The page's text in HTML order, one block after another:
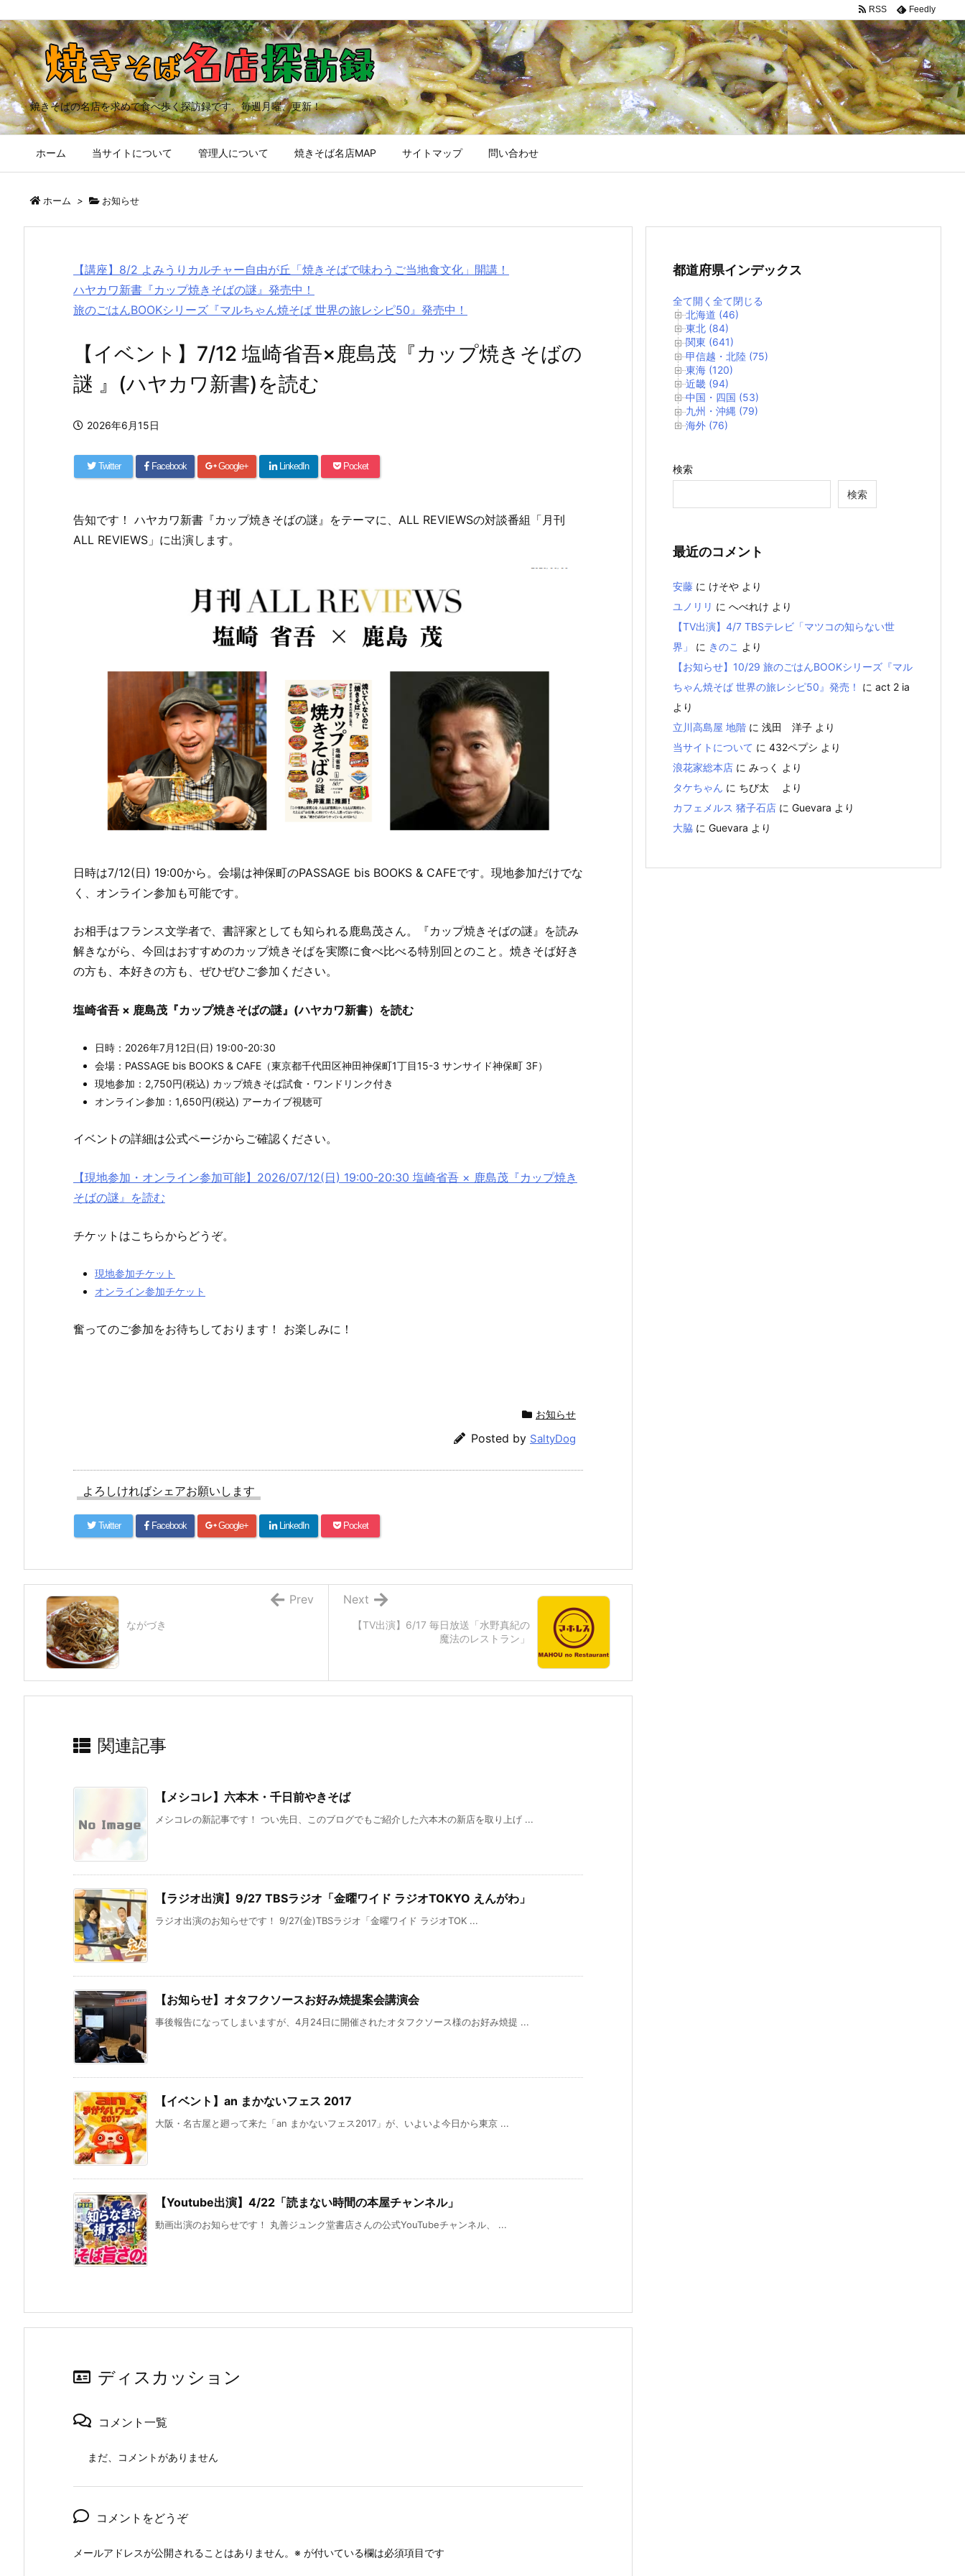
焼きそばの名店を求めて食べ歩く探訪録です。毎週月曜、更新！
ホーム 当サイトについて 管理人について 焼きそば名店MAP サイトマップ 問い合わせ
RSS Feedly
ホーム > お知らせ
【講座】8/2 よみうりカルチャー自由が丘「焼きそばで味わうご当地食文化」開講！
ハヤカワ新書『カップ焼きそばの謎』発売中！
旅のごはんBOOKシリーズ『マルちゃん焼そば 世界の旅レシピ50』発売中！
【イベント】7/12 塩崎省吾×鹿島茂『カップ焼きそばの
謎 』(ハヤカワ新書)を読む
2026年6月15日
Twitter Facebook Google+ LinkedIn Pocket
告知です！ ハヤカワ新書『カップ焼きそばの謎』をテーマに、ALL REVIEWSの対談番組「月刊
ALL REVIEWS」に出演します。
日時は7/12(日) 19:00から。会場は神保町のPASSAGE bis BOOKS & CAFEです。現地参加だけでな
く、オンライン参加も可能です。
お相手はフランス文学者で、書評家としても知られる鹿島茂さん。『カップ焼きそばの謎』を読み
解きながら、今回はおすすめのカップ焼きそばを実際に食べ比べる特別回とのこと。焼きそば好き
の方も、本好きの方も、ぜひぜひご参加ください。
塩崎省吾 × 鹿島茂『カップ焼きそばの謎』(ハヤカワ新書）を読む
日時：2026年7月12日(日) 19:00-20:30
会場：PASSAGE bis BOOKS & CAFE（東京都千代田区神田神保町1丁目15-3 サンサイド神保町 3F）
現地参加：2,750円(税込) カップ焼きそば試食・ワンドリンク付き
オンライン参加：1,650円(税込) アーカイブ視聴可
イベントの詳細は公式ページからご確認ください。
【現地参加・オンライン参加可能】2026/07/12(日) 19:00-20:30 塩崎省吾 × 鹿島茂『カップ焼き
そばの謎』を読む
チケットはこちらからどうぞ。
現地参加チケット
オンライン参加チケット
奮ってのご参加をお待ちしております！ お楽しみに！
お知らせ
Posted by SaltyDog
よろしければシェアお願いします
Twitter Facebook Google+ LinkedIn Pocket
【TV出演】6/17 毎日放送「水野真紀の
魔法のレストラン」
Next
ながづき
Prev
関連記事
【メシコレ】六本木・千日前やきそば
メシコレの新記事です！ つい先日、このブログでもご紹介した六本木の新店を取り上げ ...
【ラジオ出演】9/27 TBSラジオ「金曜ワイド ラジオTOKYO えんがわ」
ラジオ出演のお知らせです！ 9/27(金)TBSラジオ「金曜ワイド ラジオTOK ...
【お知らせ】オタフクソースお好み焼提案会講演会
事後報告になってしまいますが、4月24日に開催されたオタフクソース様のお好み焼提 ...
【イベント】an まかないフェス 2017
大阪・名古屋と廻って来た「an まかないフェス2017」が、いよいよ今日から東京 ...
【Youtube出演】4/22「読まない時間の本屋チャンネル」
動画出演のお知らせです！ 丸善ジュンク堂書店さんの公式YouTubeチャンネル、 ...
ディスカッション
コメント一覧
まだ、コメントがありません
コメントをどうぞ
メールアドレスが公開されることはありません。 ※ が付いている欄は必須項目です
都道府県インデックス
全て開く 全て閉じる
北海道 (46)
東北 (84)
関東 (641)
甲信越・北陸 (75)
東海 (120)
近畿 (94)
中国・四国 (53)
九州・沖縄 (79)
海外 (76)
検索
検索
最近のコメント
安藤 に けそや より
ユノリリ に へべれけ より
【TV出演】4/7 TBSテレビ「マツコの知らない世
界」
に きのこ より
【お知らせ】10/29 旅のごはんBOOKシリーズ『マル
ちゃん焼そば 世界の旅レシピ50』発売！
に act 2 ia
より
立川高島屋 地階 に 浅田 洋子 より
当サイトについて に 432ペプシ より
浪花家総本店 に みっく
より
タケちゃん に ちび太
より
カフェメルス 猪子石店 に Guevara より
大脇 に Guevara より